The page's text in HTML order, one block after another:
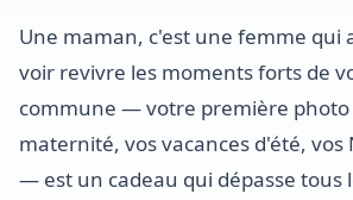
Une maman, c'est une femme qui
voir revivre les moments forts de
commune — votre première photo
maternité, vos vacances d'été, vos
— est un cadeau qui dépasse tous